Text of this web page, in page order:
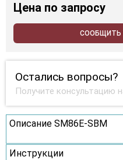
Цена по запросу
СООБЩИТЬ
Остались вопросы?
Получите консультацию
Описание SM86E-SBM
Инструкции